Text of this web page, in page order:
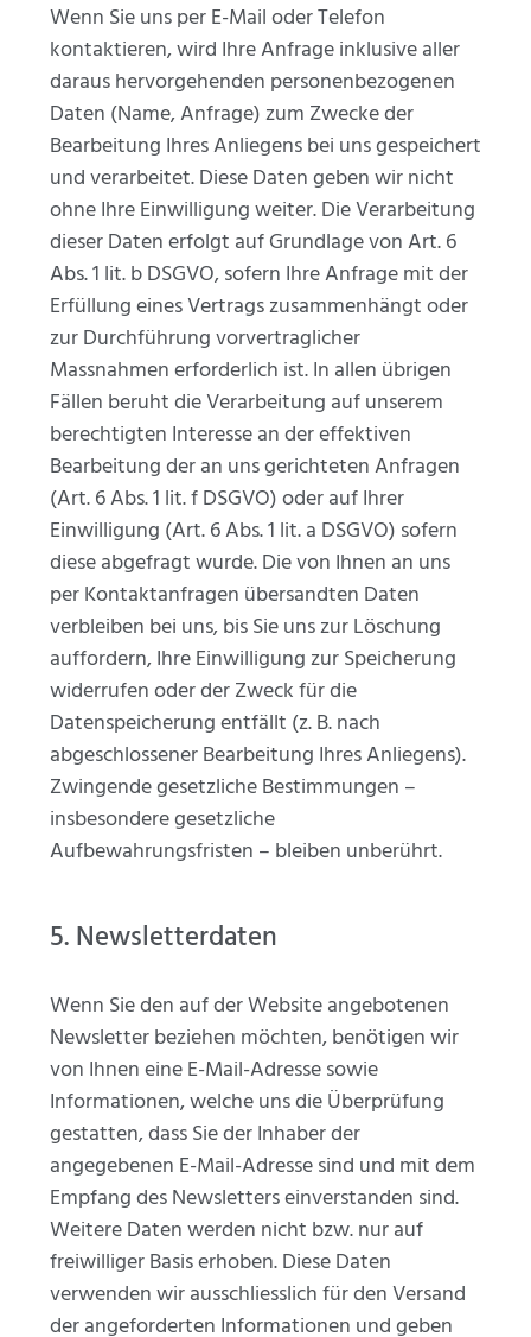
Wenn Sie uns per E-Mail oder Telefon
kontaktieren, wird Ihre Anfrage inklusive aller
daraus hervorgehenden personenbezogenen
Daten (Name, Anfrage) zum Zwecke der
Bearbeitung Ihres Anliegens bei uns gespeichert
und verarbeitet. Diese Daten geben wir nicht
ohne Ihre Einwilligung weiter. Die Verarbeitung
dieser Daten erfolgt auf Grundlage von Art. 6
Abs. 1 lit. b DSGVO, sofern Ihre Anfrage mit der
Erfüllung eines Vertrags zusammenhängt oder
zur Durchführung vorvertraglicher
Massnahmen erforderlich ist. In allen übrigen
Fällen beruht die Verarbeitung auf unserem
berechtigten Interesse an der effektiven
Bearbeitung der an uns gerichteten Anfragen
(Art. 6 Abs. 1 lit. f DSGVO) oder auf Ihrer
Einwilligung (Art. 6 Abs. 1 lit. a DSGVO) sofern
diese abgefragt wurde. Die von Ihnen an uns
per Kontaktanfragen übersandten Daten
verbleiben bei uns, bis Sie uns zur Löschung
auffordern, Ihre Einwilligung zur Speicherung
widerrufen oder der Zweck für die
Datenspeicherung entfällt (z. B. nach
abgeschlossener Bearbeitung Ihres Anliegens).
Zwingende gesetzliche Bestimmungen –
insbesondere gesetzliche
Aufbewahrungsfristen – bleiben unberührt.
5. Newsletterdaten
Wenn Sie den auf der Website angebotenen
Newsletter beziehen möchten, benötigen wir
von Ihnen eine E-Mail-Adresse sowie
Informationen, welche uns die Überprüfung
gestatten, dass Sie der Inhaber der
angegebenen E-Mail-Adresse sind und mit dem
Empfang des Newsletters einverstanden sind.
Weitere Daten werden nicht bzw. nur auf
freiwilliger Basis erhoben. Diese Daten
verwenden wir ausschliesslich für den Versand
der angeforderten Informationen und geben